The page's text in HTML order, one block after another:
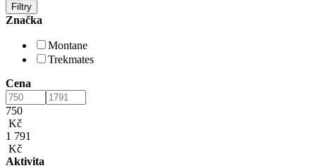
Filtry
Značka
Montane
Trekmates
Cena
750
Kč
1 791
Kč
Aktivita